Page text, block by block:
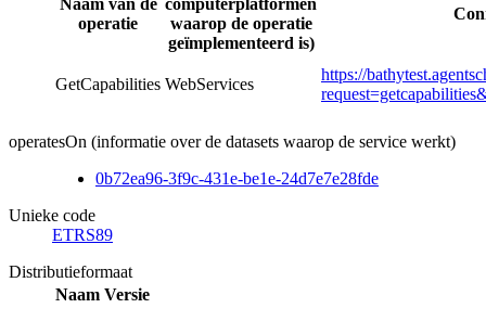
Naam van de
operatie
computerplatformen
waarop de operatie
geïmplementeerd is)
GetCapabilities WebServices
https://
operatesOn (informatie over de datasets waarop de service werkt)
0b72ea96-3f9c-431e-be1e-24d7e7e28fde
Unieke code
ETRS89
Distributieformaat
Naam Versie